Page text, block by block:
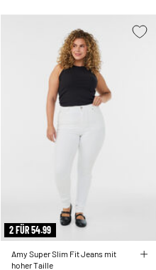
2 FÜR 54.99
Amy Super Slim Fit Jeans mit
hoher Taille